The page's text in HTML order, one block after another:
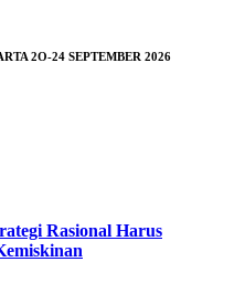
2O-24 SEPTEMBER 2026
Rasional Harus